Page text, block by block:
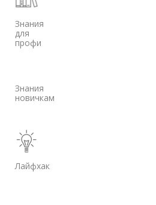
Знания
для
профи
Знания
новичкам
Лайфхак